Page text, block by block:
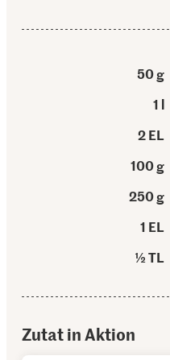
50 g
1 l
2 EL
100 g
250 g
1 EL
½ TL
Zutat in Aktion